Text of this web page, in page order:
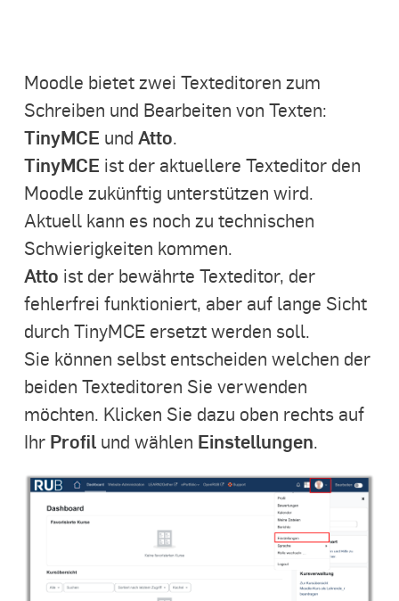
Moodle bietet zwei Texteditoren zum
Schreiben und Bearbeiten von Texten:
TinyMCE und Atto.
TinyMCE ist der aktuellere Texteditor den
Moodle zukünftig unterstützen wird.
Aktuell kann es noch zu technischen
Schwierigkeiten kommen.
Atto ist der bewährte Texteditor, der
fehlerfrei funktioniert, aber auf lange Sicht
durch TinyMCE ersetzt werden soll.
Sie können selbst entscheiden welchen der
beiden Texteditoren Sie verwenden
möchten. Klicken Sie dazu oben rechts auf
Ihr Profilund wählen Einstellungen.